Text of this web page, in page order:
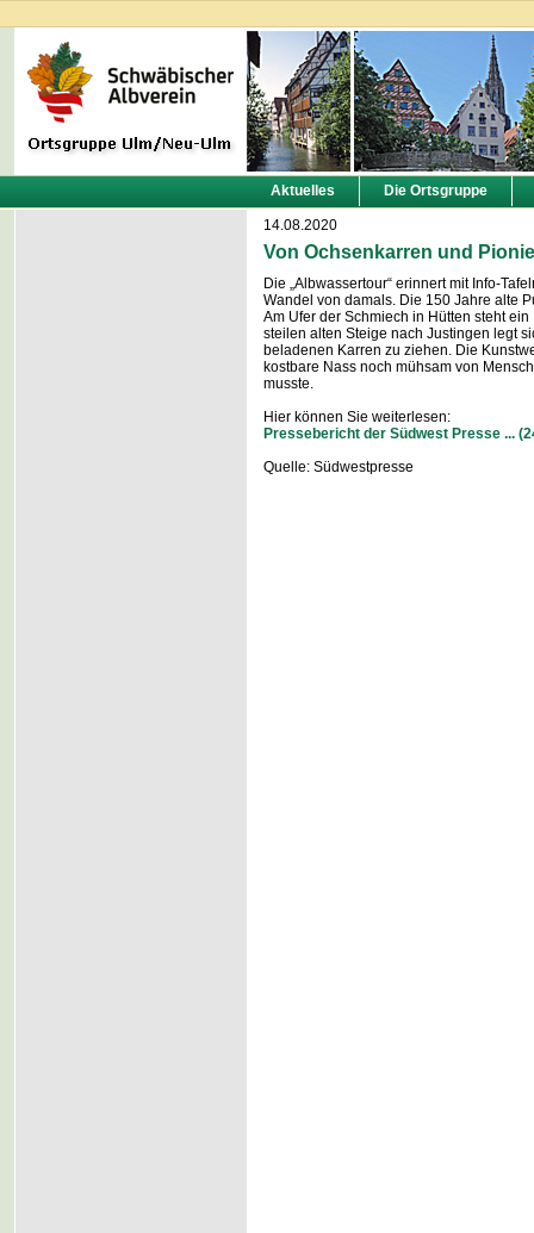
Aktuelles Die Ortsgruppe
14.08.2020
Von Ochsenkarren und
Die „Albwassertour“ erinnert mit Info-
Wandel von damals. Die 150 Jahre alte
Am Ufer der Schmiech in Hütten steht
steilen alten Steige nach Justingen legt
beladenen Karren zu ziehen. Die
kostbare Nass noch mühsam von
musste.
Hier können Sie weiterlesen:
Pressebericht der Südwest Presse ...
Quelle: Südwestpresse